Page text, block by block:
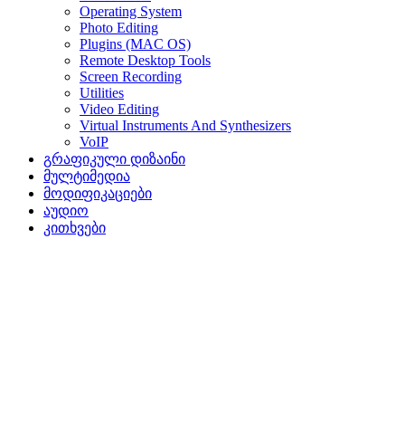
Operating System
Photo Editing
Plugins (MAC OS)
Remote Desktop Tools
Screen Recording
Utilities
Video Editing
Virtual Instruments And Synthesizers
VoIP
გრაფიკული დიზაინი
მულტიმედია
მოდიფიკაციები
აუდიო
კითხვები